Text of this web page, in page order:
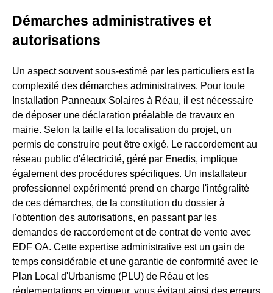
Démarches administratives et
autorisations
Un aspect souvent sous-estimé par les particuliers est la
complexité des démarches administratives. Pour toute
Installation Panneaux Solaires à Réau, il est nécessaire
de déposer une déclaration préalable de travaux en
mairie. Selon la taille et la localisation du projet, un
permis de construire peut être exigé. Le raccordement au
réseau public d'électricité, géré par Enedis, implique
également des procédures spécifiques. Un installateur
professionnel expérimenté prend en charge l'intégralité
de ces démarches, de la constitution du dossier à
l'obtention des autorisations, en passant par les
demandes de raccordement et de contrat de vente avec
EDF OA. Cette expertise administrative est un gain de
temps considérable et une garantie de conformité avec le
Plan Local d'Urbanisme (PLU) de Réau et les
réglementations en vigueur, vous évitant ainsi des erreurs